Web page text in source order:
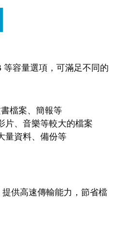
等容量選項，可滿足不同的
檔案、簡報等
片、音樂等較大的檔案
量資料、備份等
供高速傳輸能力，節省檔